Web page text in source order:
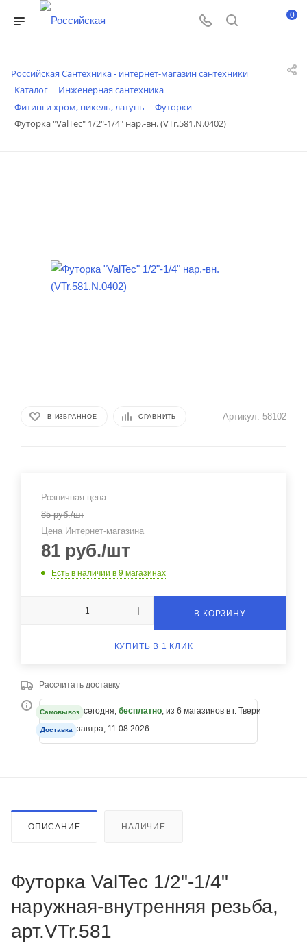
0
Российская Сантехника - интернет-магазин сантехники
Каталог
Инженерная сантехника
Фитинги хром, никель, латунь
Футорки
Футорка "ValTec" 1/2"-1/4" нар.-вн. (VTr.581.N.0402)
В ИЗБРАННОЕ СРАВНИТЬ Артикул: 58102
Розничная цена
85руб./шт
Цена Интернет-магазина
81 руб./шт
Есть в наличии в 9 магазинах
В КОРЗИНУ
КУПИТЬ В 1 КЛИК
Рассчитать доставку
Самовывоз сегодня, бесплатно, из 6 магазинов в г. Твери
Доставка завтра, 11.08.2026
ОПИСАНИЕ НАЛИЧИЕ
Футорка ValTec 1/2"-1/4"
наружная-внутренняя резьба,
арт.VTr.581